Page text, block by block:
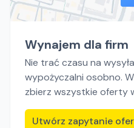
Wynajem dla firm
Nie trać czasu na
wypożyczalni osobno.
zbierz wszystkie oferty
Utwórz zapytanie